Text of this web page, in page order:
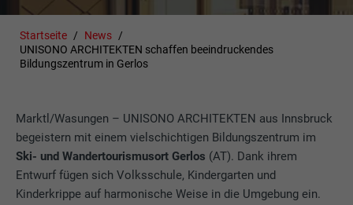
Startseite
News
UNISONO ARCHITEKTEN schaffen beeindruckendes
Bildungszentrum in Gerlos
Marktl/Wasungen – UNISONO ARCHITEKTEN aus Innsbruck
begeistern mit einem vielschichtigen Bildungszentrum im
Ski- und Wandertourismusort Gerlos (AT). Dank ihrem
Entwurf fügen sich Volksschule, Kindergarten und
Kinderkrippe auf harmonische Weise in die Umgebung ein.